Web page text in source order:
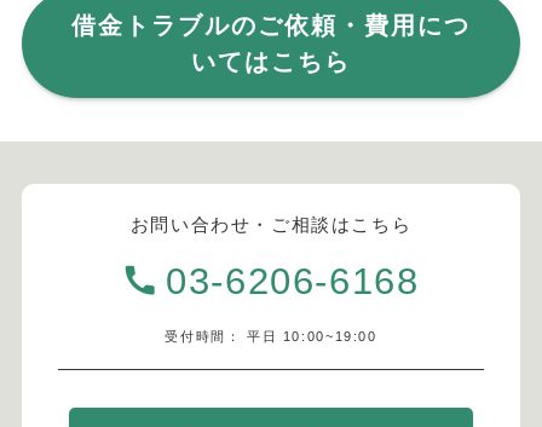
借金トラブルのご依頼・費用につ
いてはこちら
お問い合わせ・ご相談はこちら
03-6206-6168
受付時間： 平日 10:00~19:00